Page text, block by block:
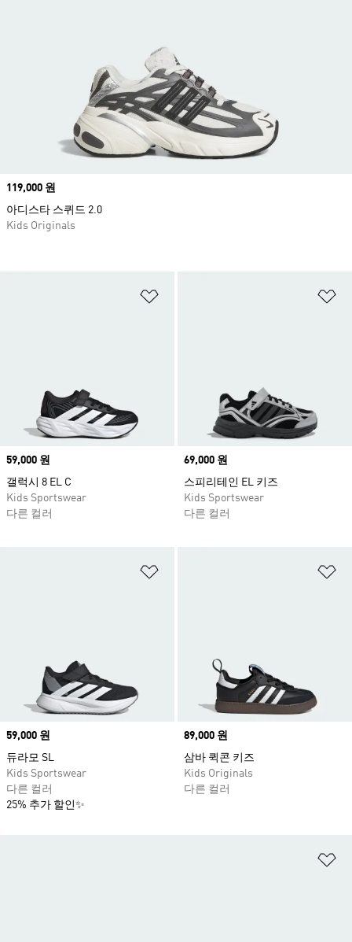
Price
59,000 원
갤럭시 8 EL C
Kids Sportswear
다른 컬러
Price
69,000 원
스피리테인 EL 키즈
Kids Sportswear
다른 컬러
Price
59,000 원
듀라모 SL
Kids Sportswear
다른 컬러
25% 추가 할인✨
Price
89,000 원
삼바 퀵콘 키즈
Kids Originals
다른 컬러
Price
119,000 원
아디스타 스퀴드 2.0
Kids Originals